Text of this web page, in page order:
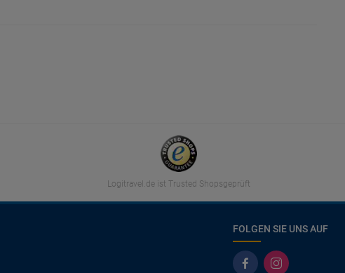
Logitravel.de ist Trusted Shopsgeprüft
FOLGEN SIE UNS AUF